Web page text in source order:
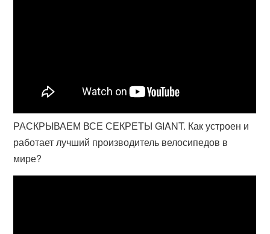
РАСКРЫВАЕМ ВСЕ СЕКРЕТЫ GIANT. Как устроен и
работает лучший производитель велосипедов в
мире?